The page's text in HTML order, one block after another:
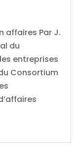
affaires Par J.
du
entreprises
Consortium